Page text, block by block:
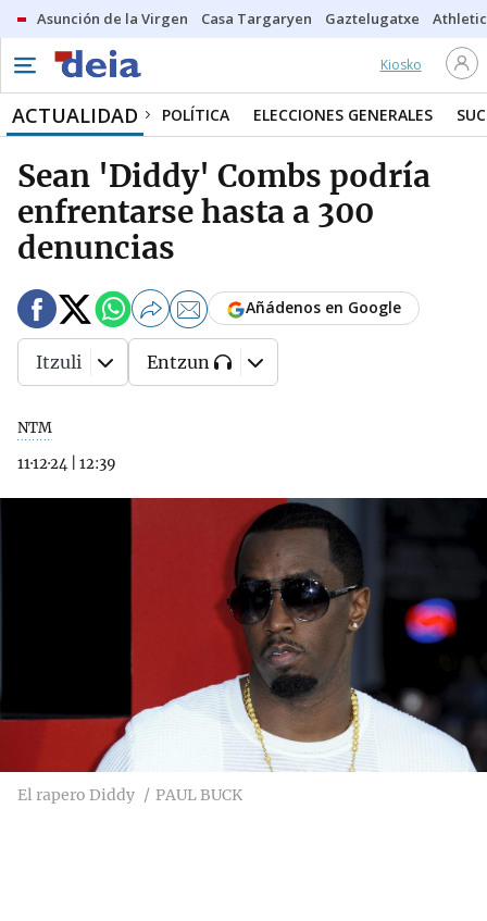
Asunción de la Virgen Casa Targaryen Gaztelugatxe Athletic
Kiosko
ACTUALIDAD POLÍTICA ELECCIONES GENERALES
Sean 'Diddy' Combs podría
enfrentarse hasta a 300
denuncias
NTM
11·12·24
12:39
Añádenos en Google
Itzuli Entzun
El rapero Diddy PAUL BUCK